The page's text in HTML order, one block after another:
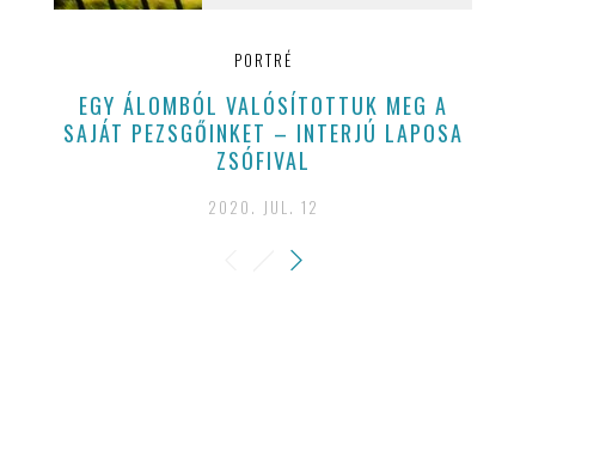
PORTRÉ
EGY ÁLOMBÓL VALÓSÍTOTTUK MEG A
SAJÁT PEZSGŐINKET – INTERJÚ LAPOSA
ZSÓFIVAL
2020. JUL. 12